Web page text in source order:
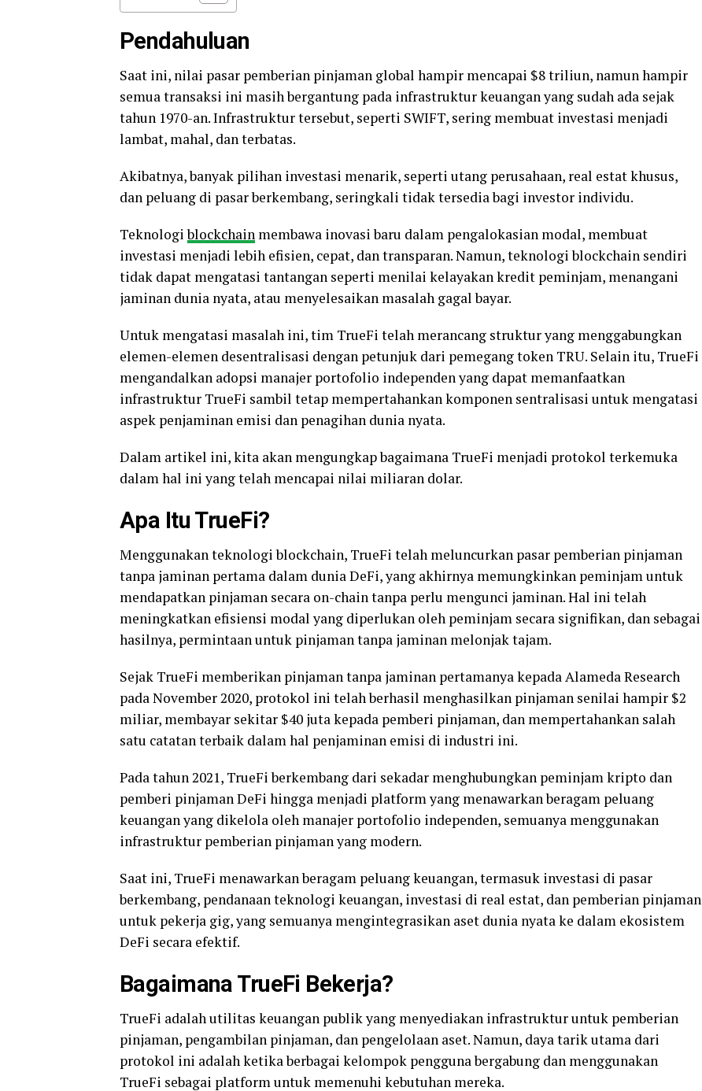
Pendahuluan
Saat ini, nilai pasar pemberian pinjaman global hampir mencapai $8 triliun, namun hampir
semua transaksi ini masih bergantung pada infrastruktur keuangan yang sudah ada sejak
tahun 1970-an. Infrastruktur tersebut, seperti SWIFT, sering membuat investasi menjadi
lambat, mahal, dan terbatas.
Akibatnya, banyak pilihan investasi menarik, seperti utang perusahaan, real estat khusus,
dan peluang di pasar berkembang, seringkali tidak tersedia bagi investor individu.
Teknologiblockchain membawa inovasi baru dalam pengalokasian modal, membuat
investasi menjadi lebih efisien, cepat, dan transparan. Namun, teknologi blockchain sendiri
tidak dapat mengatasi tantangan seperti menilai kelayakan kredit peminjam, menangani
jaminan dunia nyata, atau menyelesaikan masalah gagal bayar.
Untuk mengatasi masalah ini, tim TrueFi telah merancang struktur yang menggabungkan
elemen-elemen desentralisasi dengan petunjuk dari pemegang token TRU. Selain itu, TrueFi
mengandalkan adopsi manajer portofolio independen yang dapat memanfaatkan
infrastruktur TrueFi sambil tetap mempertahankan komponen sentralisasi untuk mengatasi
aspek penjaminan emisi dan penagihan dunia nyata.
Dalam artikel ini, kita akan mengungkap bagaimana TrueFi menjadi protokol terkemuka
dalam hal ini yang telah mencapai nilai miliaran dolar.
Apa Itu TrueFi?
Menggunakan teknologi blockchain, TrueFi telah meluncurkan pasar pemberian pinjaman
tanpa jaminan pertama dalam dunia DeFi, yang akhirnya memungkinkan peminjam untuk
mendapatkan pinjaman secara on-chain tanpa perlu mengunci jaminan. Hal ini telah
meningkatkan efisiensi modal yang diperlukan oleh peminjam secara signifikan, dan sebagai
hasilnya, permintaan untuk pinjaman tanpa jaminan melonjak tajam.
Sejak TrueFi memberikan pinjaman tanpa jaminan pertamanya kepada Alameda Research
pada November 2020, protokol ini telah berhasil menghasilkan pinjaman senilai hampir $2
miliar, membayar sekitar $40 juta kepada pemberi pinjaman, dan mempertahankan salah
satu catatan terbaik dalam hal penjaminan emisi di industri ini.
Pada tahun 2021, TrueFi berkembang dari sekadar menghubungkan peminjam kripto dan
pemberi pinjaman DeFi hingga menjadi platform yang menawarkan beragam peluang
keuangan yang dikelola oleh manajer portofolio independen, semuanya menggunakan
infrastruktur pemberian pinjaman yang modern.
Saat ini, TrueFi menawarkan beragam peluang keuangan, termasuk investasi di pasar
berkembang, pendanaan teknologi keuangan, investasi di real estat, dan pemberian pinjaman
untuk pekerja gig, yang semuanya mengintegrasikan aset dunia nyata ke dalam ekosistem
DeFi secara efektif.
Bagaimana TrueFi Bekerja?
TrueFi adalah utilitas keuangan publik yang menyediakan infrastruktur untuk pemberian
pinjaman, pengambilan pinjaman, dan pengelolaan aset. Namun, daya tarik utama dari
protokol ini adalah ketika berbagai kelompok pengguna bergabung dan menggunakan
TrueFi sebagai platform untuk memenuhi kebutuhan mereka.